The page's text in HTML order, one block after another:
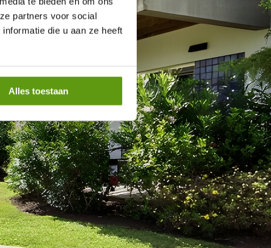
partners voor social
die u aan ze heeft
Alles toestaan